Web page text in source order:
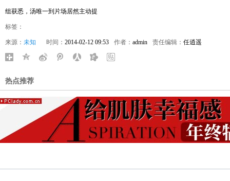
组获悉，汤唯一到片场居然主动提
标签：
来源： 未知 时间： 2014-02-12 09:53 作者： admin 责任编辑： 任逍遥
热点推荐